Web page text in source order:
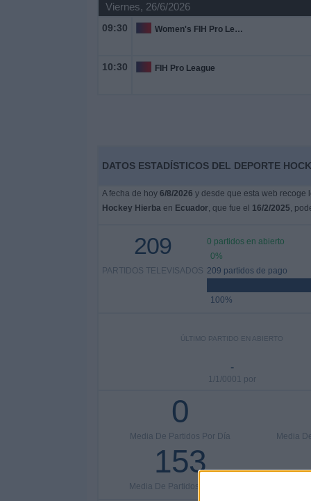
Viernes, 26/6/2026
09:30 Women's FIH Pro League
10:30 FIH Pro League
DATOS ESTADÍSTICOS DEL DEPORTE
A fecha de hoy 6/8/2026 y desde que esta web recoge
Hockey Hierbaen Ecuador, que fue el 16/2/2025,
209
PARTIDOS TELEVISADOS
0 partidos en abierto
0%
209 partidos de pago
100%
ÚLTIMO PARTIDO EN ABIERTO
-
1/1/0001 por
0
Media De Partidos Por Día Media
153
Media De Partidos Por Año